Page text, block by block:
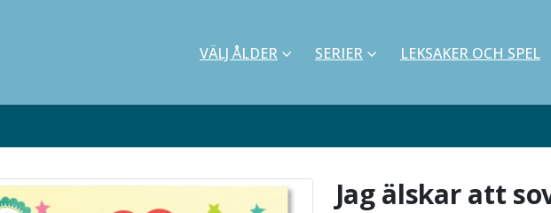
VÄLJ ÅLDER SERIER LEKSAKER OCH SPEL
Jag älskar att